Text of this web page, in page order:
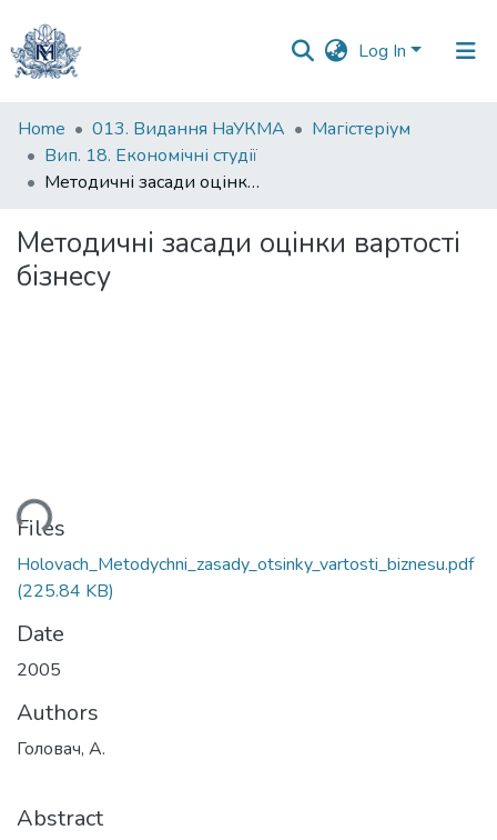
Log In
Communities
&
Collections
Statistics
Home 013. Видання НаУКМА
Магістеріум
Вип. 18. Економічні студії
Методичні засади оцінки вартості бізнесу
Методичні засади оцінки вартості
бізнесу
Files
Holovach_Metodychni_zasady_otsinky_vartosti_biznesu.pdf
(225.84 KB)
Date
2005
Authors
Головач, А.
Abstract